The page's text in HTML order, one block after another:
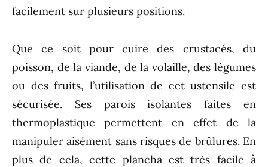
facilement sur plusieurs positions.
Que ce soit pour cuire des crustacés, du
poisson, de la viande, de la volaille, des légumes
ou des fruits, l’utilisation de cet ustensile est
sécurisée. Ses parois isolantes faites en
thermoplastique permettent en effet de la
manipuler aisément sans risques de brûlures. En
plus de cela, cette plancha est très facile à